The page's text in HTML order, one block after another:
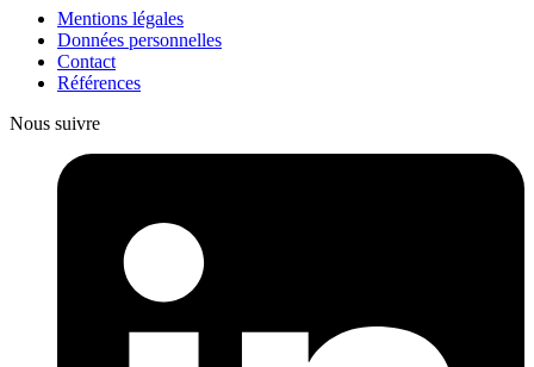
Mentions légales
Données personnelles
Contact
Références
Nous suivre